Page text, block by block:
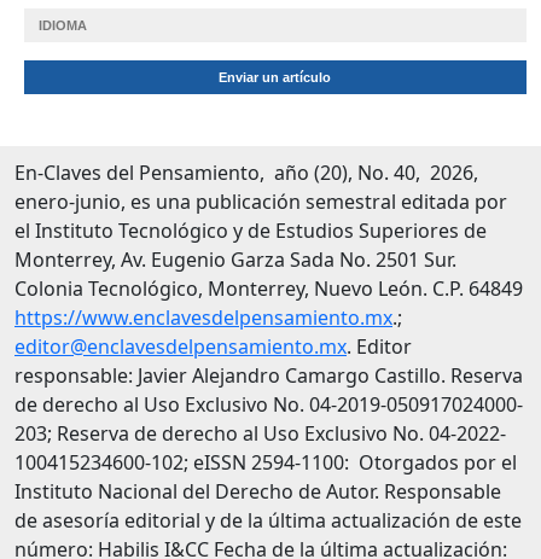
IDIOMA
Enviar un artículo
En-Claves del Pensamiento, año (20), No. 40, 2026,
enero-junio, es una publicación semestral editada por
el Instituto Tecnológico y de Estudios Superiores de
Monterrey, Av. Eugenio Garza Sada No. 2501 Sur.
Colonia Tecnológico, Monterrey, Nuevo León. C.P. 64849
https://www.enclavesdelpensamiento.mx.;
editor@enclavesdelpensamiento.mx. Editor
responsable: Javier Alejandro Camargo Castillo. Reserva
de derecho al Uso Exclusivo No. 04-2019-050917024000-
203; Reserva de derecho al Uso Exclusivo No. 04-2022-
100415234600-102; eISSN 2594-1100: Otorgados por el
Instituto Nacional del Derecho de Autor. Responsable
de asesoría editorial y de la última actualización de este
número: Habilis I&CC Fecha de la última actualización: